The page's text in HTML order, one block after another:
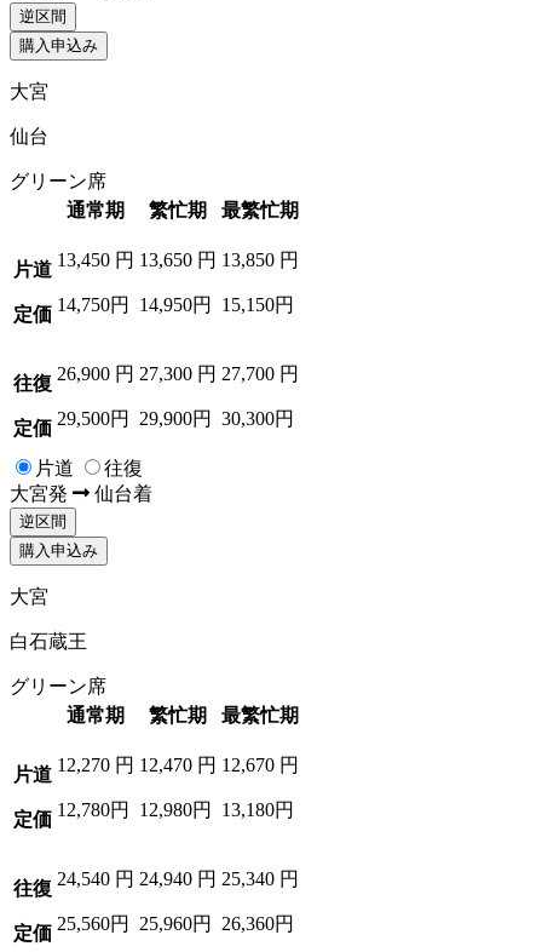
逆区間
購入申込み
大宮
仙台
グリーン席
通常期
繁忙期 最繁忙期
片道
定価
13,450 円
14,750円
13,650 円
14,950円
13,850 円
15,150円
往復
定価
26,900 円
29,500円
27,300 円
29,900円
27,700 円
30,300円
片道
往復
大宮発 仙台着
逆区間
購入申込み
大宮
白石蔵王
グリーン席
通常期
繁忙期 最繁忙期
片道
定価
12,270 円
12,780円
12,470 円
12,980円
12,670 円
13,180円
往復
定価
24,540 円
25,560円
24,940 円
25,960円
25,340 円
26,360円